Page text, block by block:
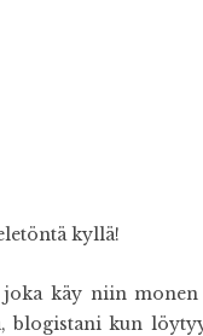
kyllä!
käy niin monen
blogistani kun